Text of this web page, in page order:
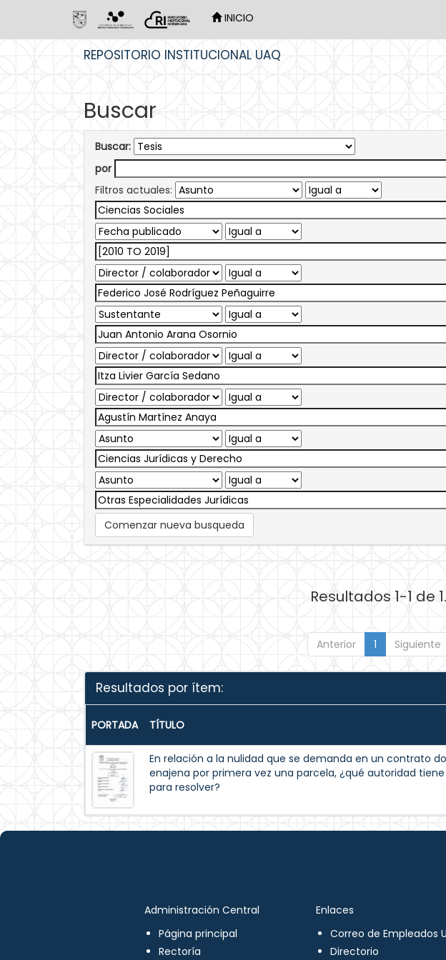
INICIO
REPOSITORIO INSTITUCIONAL UAQ
Buscar
Buscar:
por
Filtros actuales:
Comenzar nueva busqueda
Resultados 1-1 de 1.
Anterior 1 Siguiente
Resultados por ítem:
PORTADA TÍTULO
En relación a la nulidad que se demanda en un contrato
enajena por primera vez una parcela, ¿qué autoridad
para resolver?
Administración Central
Página principal
Rectoría
Enlaces
Correo de Empleados
Directorio